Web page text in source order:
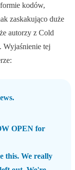
kodów,
zaskakująco duże
autorzy z Cold
Wyjaśnienie tej
OPEN for
this. We really